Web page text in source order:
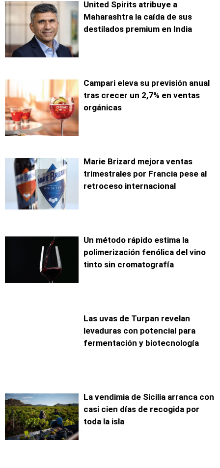
United Spirits atribuye a
Maharashtra la caída de sus
destilados premium en India
Campari eleva su previsión anual
tras crecer un 2,7% en ventas
orgánicas
Marie Brizard mejora ventas
trimestrales por Francia pese al
retroceso internacional
Un método rápido estima la
polimerización fenólica del vino
tinto sin cromatografía
Las uvas de Turpan revelan
levaduras con potencial para
fermentación y biotecnología
La vendimia de Sicilia arranca con
casi cien días de recogida por
toda la isla